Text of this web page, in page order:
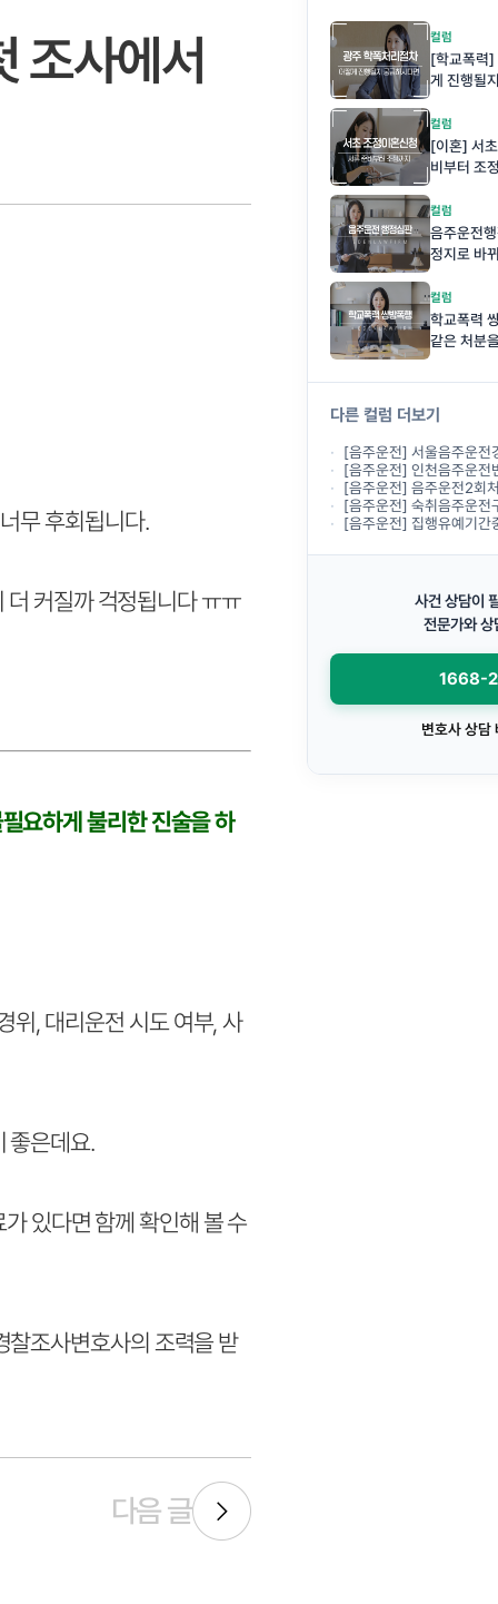
조사에서
무 후회됩니다.
커질까 걱정됩니다 ㅠㅠ
요하게 불리한 진술을 하
위, 대리운전 시도 여부, 사
좋은데요.
있다면 함께 확인해 볼 수
찰조사변호사의 조력을 받
다음 글
컬럼
[학교폭력]
게 진행될
컬럼
[이혼] 서
비부터 조
컬럼
음주운전
정지로 바
컬럼
학교폭력
같은 처분
다른 컬럼 더보기
[음주운전] 서울음주운전경찰조사, 경찰에서 출석하
[음주운전] 인천음주운전변호사상담, 경찰
[음주운전] 음주운전2회처벌 기준, 두
[음주운전] 숙취음주운전구제, 전날 술을 마시고
[음주운전] 집행유예기간중 음주운전, 다
사건 상담이
전문가와 상
1668-
변호사 상담